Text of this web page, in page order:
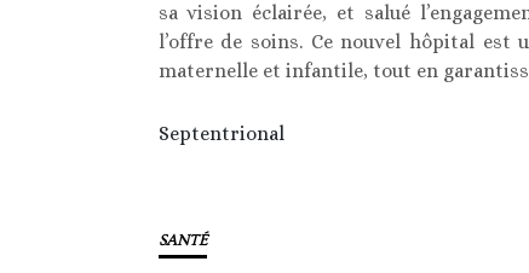
sa vision éclairée, et salué
l’offre de soins. Ce nouvel hôpital
maternelle et infantile, tout en
Septentrional
SANTÉ